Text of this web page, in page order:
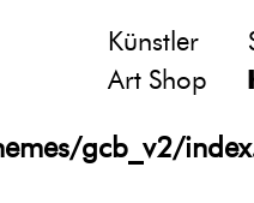
variable:
21/
gcb_v2/
Künstler
Art Shop